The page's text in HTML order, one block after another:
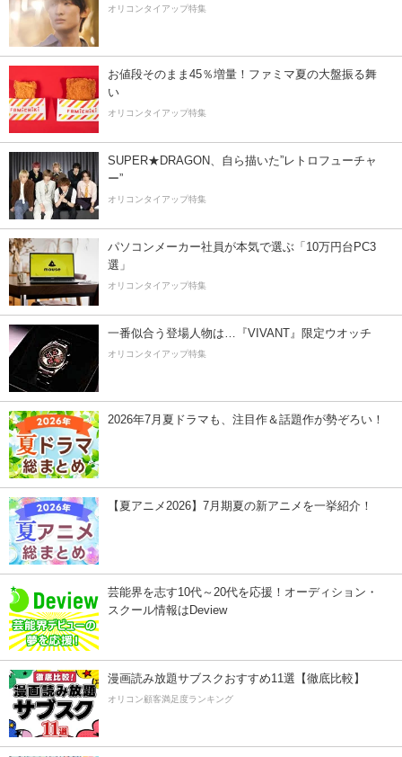
オリコンタイアップ特集
お値段そのまま45％増量！ファミマ夏の大盤振る舞
い
オリコンタイアップ特集
SUPER★DRAGON、自ら描いた”レトロフューチャ
ー”
オリコンタイアップ特集
パソコンメーカー社員が本気で選ぶ「10万円台PC3
選」
オリコンタイアップ特集
一番似合う登場人物は…『VIVANT』限定ウオッチ
オリコンタイアップ特集
2026年7月夏ドラマも、注目作＆話題作が勢ぞろい！
【夏アニメ2026】7月期夏の新アニメを一挙紹介！
芸能界を志す10代～20代を応援！オーディション・
スクール情報はDeview
漫画読み放題サブスクおすすめ11選【徹底比較】
オリコン顧客満足度ランキング